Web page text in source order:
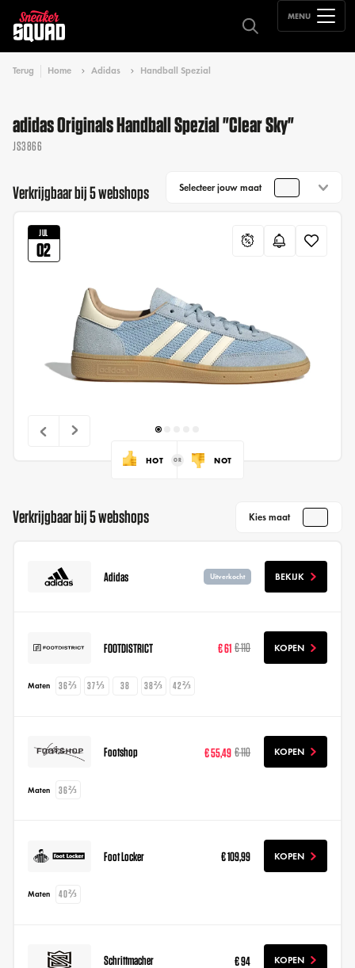
MENU
Terug Home Adidas Handball Spezial
adidas Originals Handball Spezial "Clear Sky"
JS3866
Verkrijgbaar bij 5 webshops Selecteer jouw maat
JUL
02
HOT NOT
Verkrijgbaar bij 5 webshops Kies maat
Adidas Uitverkocht BEKIJK
FOOTDISTRICT € 61 € 110 KOPEN
Maten 36⅔ 37⅓ 38 38⅔ 42⅔
Footshop € 55,49 € 110 KOPEN
Maten 36⅔
Foot Locker € 109,99 KOPEN
Maten 40⅔
Schrittmacher € 94 KOPEN